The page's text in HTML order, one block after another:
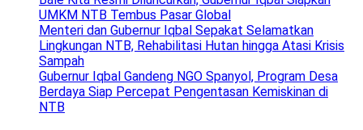
UMKM NTB Tembus Pasar Global
Menteri dan Gubernur Iqbal Sepakat Selamatkan
Lingkungan NTB, Rehabilitasi Hutan hingga Atasi Krisis
Sampah
Gubernur Iqbal Gandeng NGO Spanyol, Program Desa
Berdaya Siap Percepat Pengentasan Kemiskinan di
NTB